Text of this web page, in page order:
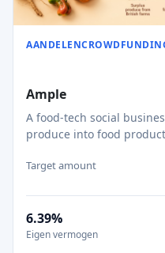
Ample
A food-tech social
produce into food
Target amount
6.39%
Eigen vermogen